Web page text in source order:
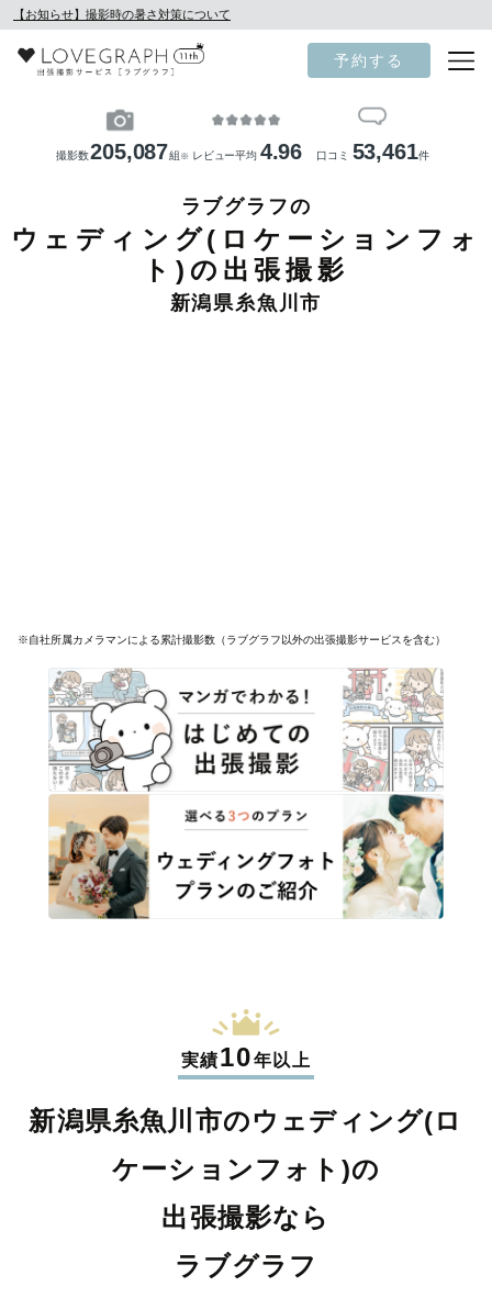
【お知らせ】撮影時の暑さ対策について
予約する
撮影数205,087組 ※ レビュー平均 4.96 口コミ 53,461件
ラブグラフの
ウェディング(ロケーションフォ
ト)の出張撮影
新潟県糸魚川市
※自社所属カメラマンによる累計撮影数（ラブグラフ以外の出張撮影サービスを含む）
実績10年以上
新潟県糸魚川市のウェディング(ロ
ケーションフォト)の
出張撮影なら
ラブグラフ